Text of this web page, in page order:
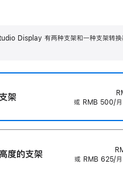
Display 有两种支架和一种支架转换
架
或 RMB 500/
度的支‍架
或 RMB 625/